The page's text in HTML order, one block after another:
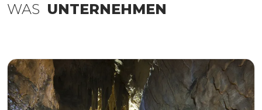
WAS UNTERNEHMEN